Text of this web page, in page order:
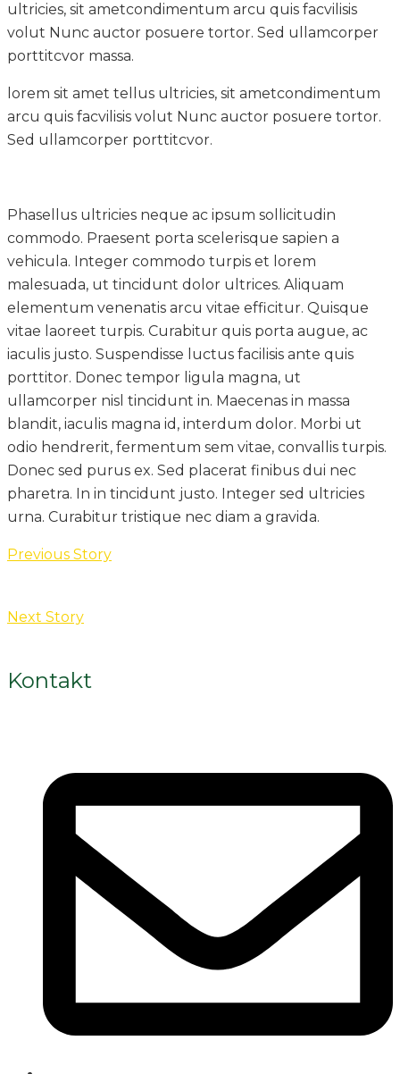
ultricies, sit ametcondimentum arcu quis facvilisis
volut Nunc auctor posuere tortor. Sed ullamcorper
porttitcvor massa.
lorem sit amet tellus ultricies, sit ametcondimentum
arcu quis facvilisis volut Nunc auctor posuere tortor.
Sed ullamcorper porttitcvor.
Phasellus ultricies neque ac ipsum sollicitudin
commodo. Praesent porta scelerisque sapien a
vehicula. Integer commodo turpis et lorem
malesuada, ut tincidunt dolor ultrices. Aliquam
elementum venenatis arcu vitae efficitur. Quisque
vitae laoreet turpis. Curabitur quis porta augue, ac
iaculis justo. Suspendisse luctus facilisis ante quis
porttitor. Donec tempor ligula magna, ut
ullamcorper nisl tincidunt in. Maecenas in massa
blandit, iaculis magna id, interdum dolor. Morbi ut
odio hendrerit, fermentum sem vitae, convallis turpis.
Donec sed purus ex. Sed placerat finibus dui nec
pharetra. In in tincidunt justo. Integer sed ultricies
urna. Curabitur tristique nec diam a gravida.
Previous Story
Next Story
Kontakt